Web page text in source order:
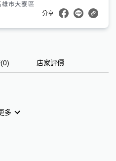
市大寮區
分享
(0) 店家評價
多